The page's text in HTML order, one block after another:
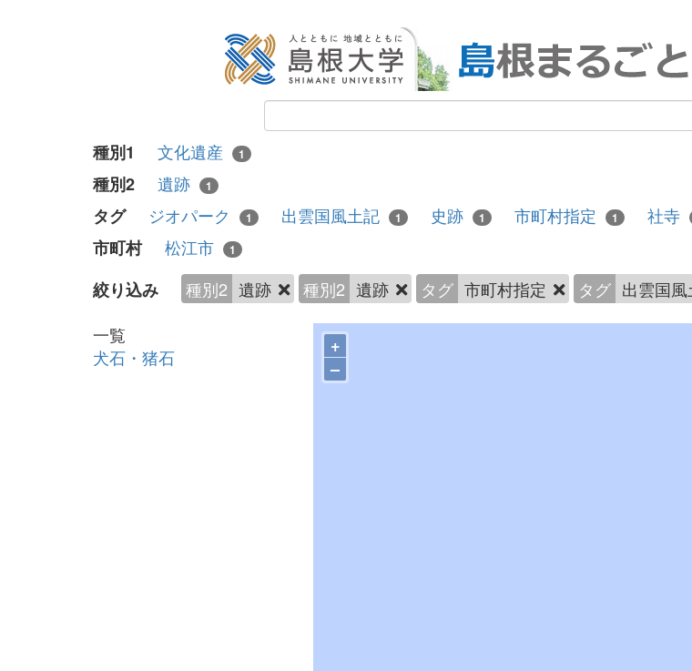
種別1 文化遺産 1
種別2 遺跡 1
タグ ジオパーク 1 出雲国風土記 1 史跡 1 市町村指定 1 社寺
市町村 松江市 1
絞り込み 種別2 遺跡 種別2 遺跡 タグ 市町村指定 タグ 出雲国
一覧
犬石・猪石
+
–